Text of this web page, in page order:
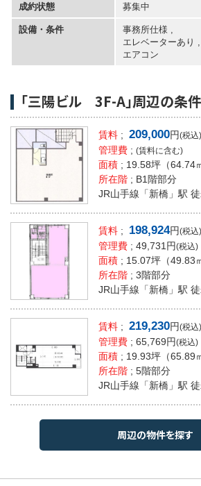
成約状態 募集中
設備・条件
事務所仕様 ,
エレベーターあり
エアコン
「三陽ビル 3F-A」周辺の条
賃料 ; 209,000円(税込)
管理費 ; (賃料に含む)
面積 ; 19.58坪 （64.74
所在階 ; B1階部分
JR山手線「新橋」駅
賃料 ; 198,924円(税込)
管理費 ; 49,731円(税込)
面積 ; 15.07坪 （49.83
所在階 ; 3階部分
JR山手線「新橋」駅
賃料 ; 219,230円(税込)
管理費 ; 65,769円(税込)
面積 ; 19.93坪 （65.89
所在階 ; 5階部分
JR山手線「新橋」駅
周辺の物件を探す